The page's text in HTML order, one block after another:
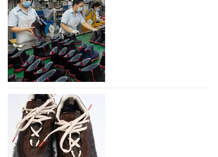
условия продвижения локальных
дизайнерских марок
Российский маркетплейс Lamoda решил обновить
раздел для продажи продукции локальных
дизайнерских марок одежды, обуви и аксессуаров.
Бренды также получат маркетинговую…
06.08.2026 448
Объем мирового производства обуви в
2025 году практически не увеличился
В 2025 году мировое производство обуви
практически не изменилось, зафиксировав